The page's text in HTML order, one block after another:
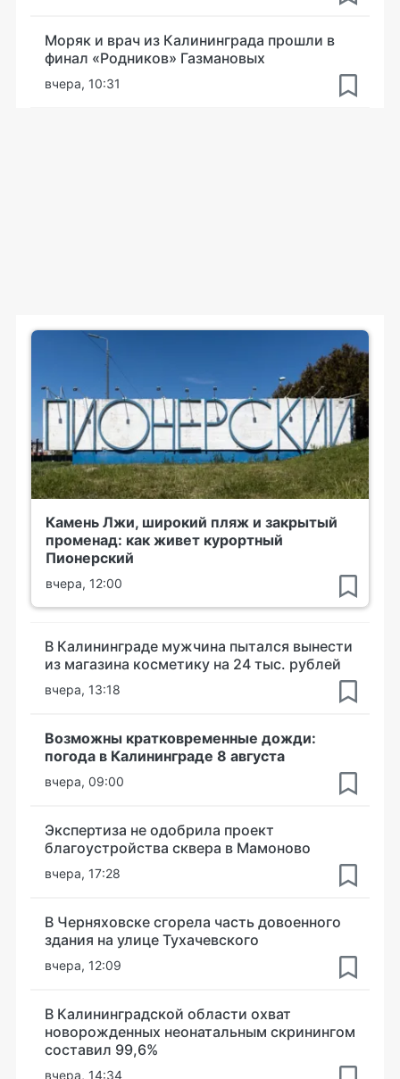
Моряк и врач из Калининграда прошли в
финал «Родников» Газмановых
вчера, 10:31
Камень Лжи, широкий пляж и закрытый
променад: как живет курортный
Пионерский
вчера, 12:00
В Калининграде мужчина пытался вынести
из магазина косметику на 24 тыс. рублей
вчера, 13:18
Возможны кратковременные дожди:
погода в Калининграде 8 августа
вчера, 09:00
Экспертиза не одобрила проект
благоустройства сквера в Мамоново
вчера, 17:28
В Черняховске сгорела часть довоенного
здания на улице Тухачевского
вчера, 12:09
В Калининградской области охват
новорожденных неонатальным скринингом
составил 99,6%
вчера, 14:34